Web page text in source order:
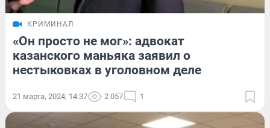
КРИМИНАЛ
«Он просто не мог»: адвокат
казанского маньяка заявил о
нестыковках в уголовном деле
21 марта, 2024, 14:37 2 057 1